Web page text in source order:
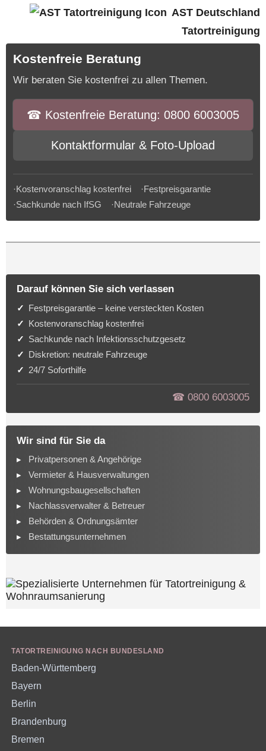
AST Deutschland
Tatortreinigung
Kostenfreie Beratung
Wir beraten Sie kostenfrei zu allen Themen.
☎︎ Kostenfreie Beratung: 0800 6003005
Kontaktformular & Foto-Upload
·Kostenvoranschlag kostenfrei ·Festpreisgarantie
·Sachkunde nach IfSG ·Neutrale Fahrzeuge
Darauf können Sie sich verlassen
Festpreisgarantie – keine versteckten Kosten
Kostenvoranschlag kostenfrei
Sachkunde nach Infektionsschutzgesetz
Diskretion: neutrale Fahrzeuge
24/7 Soforthilfe
☎︎ 0800 6003005
Wir sind für Sie da
Privatpersonen & Angehörige
Vermieter & Hausverwaltungen
Wohnungsbaugesellschaften
Nachlassverwalter & Betreuer
Behörden & Ordnungsämter
Bestattungsunternehmen
TATORTREINIGUNG NACH BUNDESLAND
Baden-Württemberg
Bayern
Berlin
Brandenburg
Bremen